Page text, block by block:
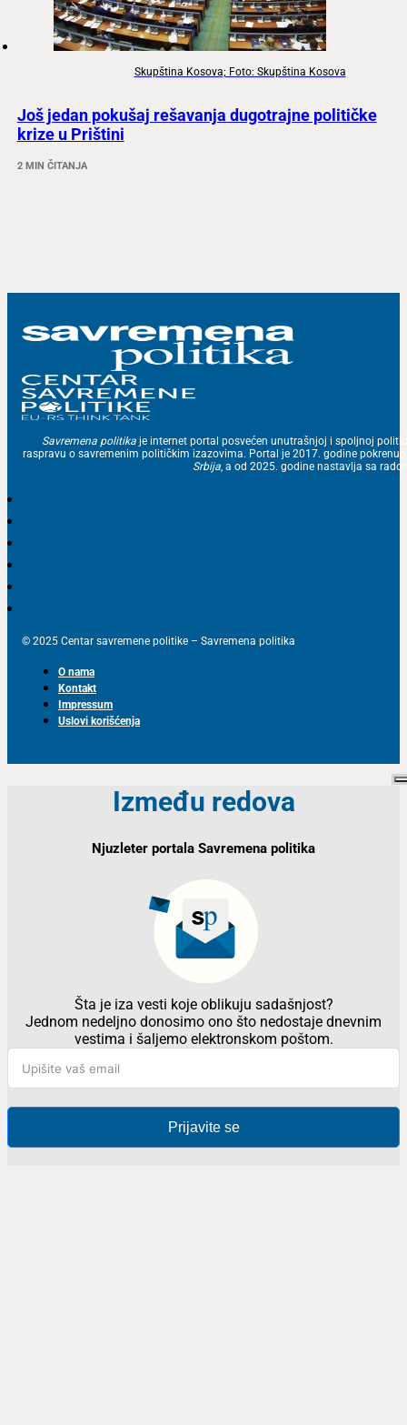
Skupština Kosova; Foto: Skupština Kosova
Još jedan pokušaj rešavanja dugotrajne političke
krize u Prištini
2 MIN ČITANJA
Savremena politika je internet portal posvećen unutrašnjoj i spoljnoj
raspravu o savremenim političkim izazovima. Portal je 2017. godine
Srbija, a od 2025. godine nastavlja sa
© 2025 Centar savremene politike – Savremena politika
O nama
Kontakt
Impressum
Uslovi korišćenja
Između redova
Njuzleter portala Savremena politika
Šta je iza vesti koje oblikuju sadašnjost?
Jednom nedeljno donosimo ono što nedostaje dnevnim
vestima i šaljemo elektronskom poštom.
Prijavite se